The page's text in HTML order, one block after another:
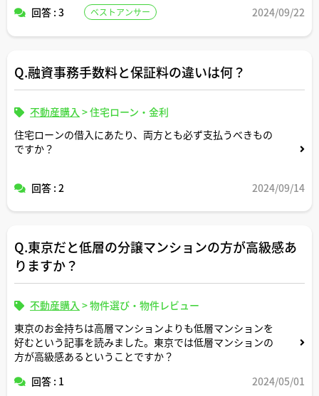
回答 : 3
ベストアンサー 2024/09/22
Q.融資事務手数料と保証料の違いは何？
不動産購入 >住宅ローン・金利
住宅ローンの借入にあたり、両方とも必ず支払うべきもの
ですか？
回答 : 2 2024/09/14
Q.東京だと低層の分譲マンションの方が高級感あ
りますか？
不動産購入 >物件選び・物件レビュー
東京のお金持ちは高層マンションよりも低層マンションを
好むという記事を読みました。東京では低層マンションの
方が高級感あるということですか？
回答 : 1
2024/05/01